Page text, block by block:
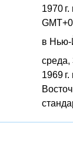
1970
в
среда,
1969